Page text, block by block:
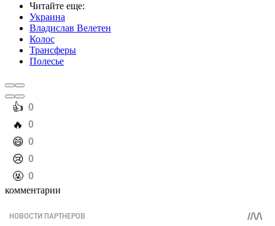
Читайте еще:
Украина
Владислав Велетен
Колос
Трансферы
Полесье
️👍 0
️🔥 0
️😄 0
️😢 0
️🤬 0
комментарии